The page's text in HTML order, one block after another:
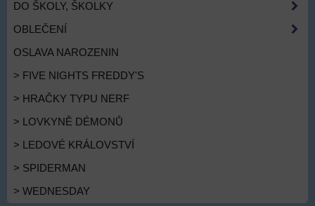
DO ŠKOLY, ŠKOLKY
OBLEČENÍ
OSLAVA NAROZENIN
> FIVE NIGHTS FREDDY'S
> HRAČKY TYPU NERF
> LOVKYNĚ DÉMONŮ
> LEDOVÉ KRÁLOVSTVÍ
> SPIDERMAN
> WEDNESDAY